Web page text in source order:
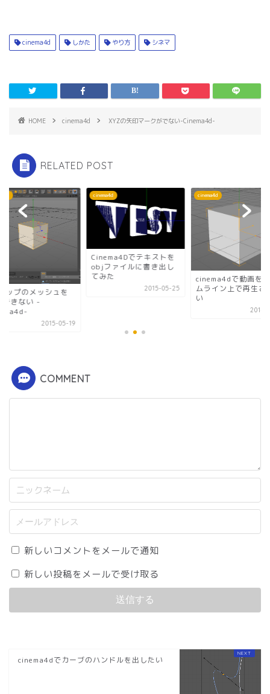
で
開
き
cinema4d しかた やり方 シネマ
HOME cinema4d XYZの矢印マークがでない-Cinema4d-
RELATED POST
ップのメッシュを
できない -
2015-05-19
cinema4d
Cinema4Dでテキストを
objファイルに書き出し
てみた
2015-05-25
cinema4d
cinema4dで動画を
ムライン上で再生さ
い
2014-
COMMENT
新しいコメントをメールで通知
新しい投稿をメールで受け取る
cinema4dでカーブのハンドルを出したい